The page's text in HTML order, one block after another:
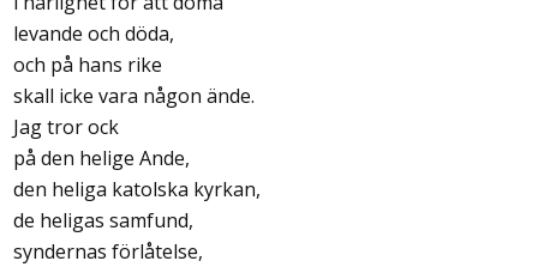
levande och döda,
och på hans rike
skall icke vara någon ände.
Jag tror ock
på den helige Ande,
den heliga katolska kyrkan,
de heligas samfund,
syndernas förlåtelse,